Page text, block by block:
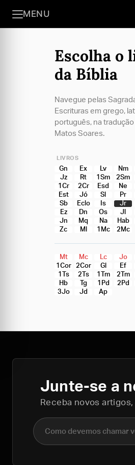
MENU
Escolha o
da Bíblia
Navegue pelas
Escrituras em grego,
português, na tradução
Matos Soares.
LIVROS
Gn Ex Lv Nm
Jz
Rt 1Sm 2Sm
1Cr
2Cr Esd Ne
Est
Jó Sl Pr
Sb
Eclo Is Jr
Ez
Dn Os Jl
Jn
Mq Na Hab
Zc
Ml 1Mc 2Mc
Mt Mc Lc Jo
1Cor
2Cor Gl Ef
1Ts
2Ts 1Tm 2Tm
Hb
Tg 1Pd 2Pd
3Jo
Jd Ap
Junte-se a
Receba novos
Nome completo